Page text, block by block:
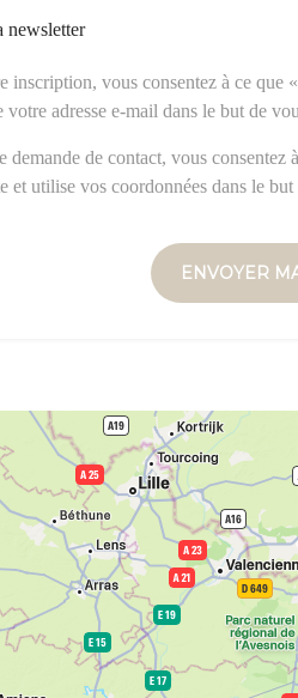
newsletter
inscription, vous consentez à ce
votre adresse e-mail dans le but de
demande de contact, vous
et utilise vos coordonnées dans le